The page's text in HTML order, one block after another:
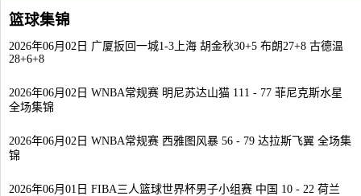
篮球集锦
2026年06月02日 广厦扳回一城1-3上海 胡金秋30+5 布朗27+8 古德温
28+6+8
2026年06月02日 WNBA常规赛 明尼苏达山猫 111 - 77 菲尼克斯水星
全场集锦
2026年06月02日 WNBA常规赛 西雅图风暴 56 - 79 达拉斯飞翼 全场集
锦
2026年06月01日 FIBA三人篮球世界杯男子小组赛 中国 10 - 22 荷兰